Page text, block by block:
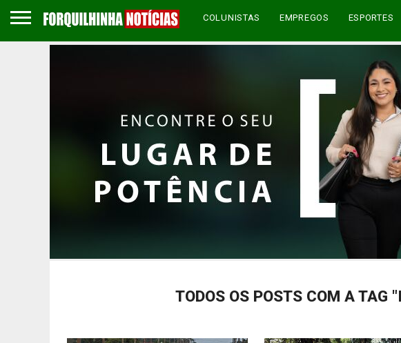
COLUNISTAS EMPREGOS ESPORTES
TODOS OS POSTS COM A TAG